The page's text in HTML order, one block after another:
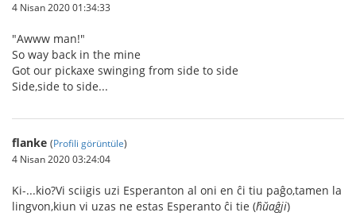
4 Nisan 2020 01:34:33
"Awww man!"
So way back in the mine
Got our pickaxe swinging from side to side
Side,side to side...
flanke (Profili görüntüle)
4 Nisan 2020 03:24:04
Ki-...kio?Vi sciigis uzi Esperanton al oni en ĉi tiu paĝo,tamen la
lingvon,kiun vi uzas ne estas Esperanto ĉi tie (ĥŭaĝji)